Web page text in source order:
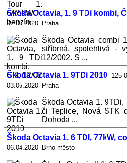
Škoda Octavia, 1. 9 TDi kombi,
07.05.2020 Praha
Škoda Octavia combi
stříbrná, spolehlivá -
12/2002. S ...
Škoda Octavia 1. 9TDi 2010 125
03.05.2020 Praha
Škoda Octavia 1. 9TDi,
či Teplice, Nová STK
Dohoda ...
Škoda Octavia 1. 6 TDI, 77kW,
06.04.2020 Brno-město